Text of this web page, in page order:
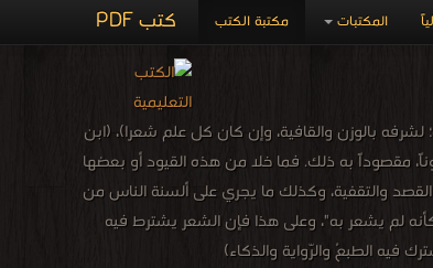
كتب PDF مكتبة الكتب المكتبات
بالوزن والقافية، وإن كان كل علم شعراً)، (ابن
مقصوداً به ذلك. فما خلا من هذه القيود أو بعضها
والتقفية، وكذلك ما يجري على ألسنة الناس من
لم يشعر به"، وعلى هذا فإن الشعر يشترط فيه
فيه الطبعُ والرّواية والذكاء)